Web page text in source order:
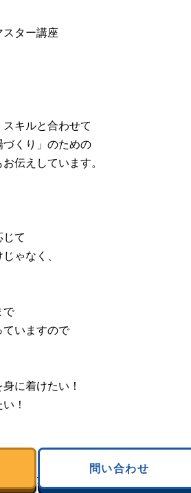
ター講座
キルと合わせて
づくり」のための
伝えしています。
て
ゃなく、
で
いますので
に着けたい！
！
みてください＾＾
問い合わせ